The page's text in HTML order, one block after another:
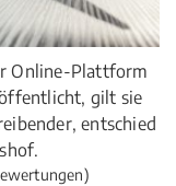
Online-Plattform
gilt sie
entschied